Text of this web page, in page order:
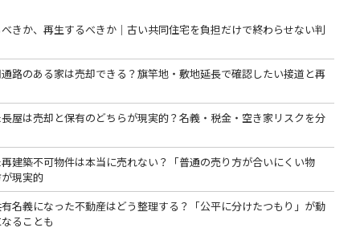
きか、再生するべきか｜古い共同住宅を負担だけで終わらせない判
通路のある家は売却できる？旗竿地・敷地延長で確認したい接道と再
屋は売却と保有のどちらが現実的？名義・税金・空き家リスクを分
建築不可物件は本当に売れない？「普通の売り方が合いにくい物
現実的
名義になった不動産はどう整理する？「公平に分けたつもり」が動
ることも